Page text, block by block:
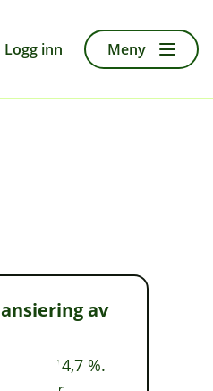
Logg inn Meny
av
rente 14,7 %.